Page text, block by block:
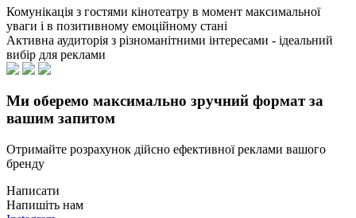
Комунікація з гостями кінотеатру в момент максимальної
уваги і в позитивному емоційному стані
Активна аудиторія з різноманітними інтересами - ідеальний
вибір для реклами
Ми оберемо максимально зручний формат за
вашим запитом
Отримайте розрахунок дійсно ефективної реклами вашого
бренду
Написати
Напишіть нам